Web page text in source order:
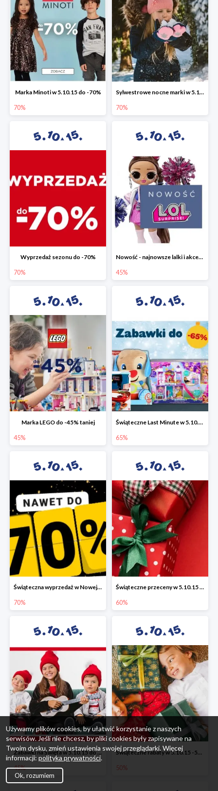
Marka Minoti w 5.10.15 do -70%
70%
Sylwestrowe nocne marki w 5.10.15 do -70%
70%
Wyprzedaż sezonu do -70%
70%
Nowość - najnowsze lalki i akcesoria L.O.L. w 5.10.15 do -45%
45%
Marka LEGO do -45% taniej
45%
Świąteczne Last Minute w 5.10.15 - zabawki do -65%
65%
Świąteczna wyprzedaż w Nowej Erze - National Geographic Learning -70%
70%
Świąteczne przeceny w 5.10.15 - wszystkie ubrania -60%
60%
Zabawki na Święta w 5.10.15 do -45%
45%
Świąteczne rabaty w 5.10.15 -50%
50%
Używamy plików cookies, by ułatwić korzystanie z naszych
serwisów. Jeśli nie chcesz, by pliki cookies były zapisywane na
Twoim dysku, zmień ustawienia swojej przeglądarki. Więcej
informacji: polityka prywatności.
Ok, rozumiem